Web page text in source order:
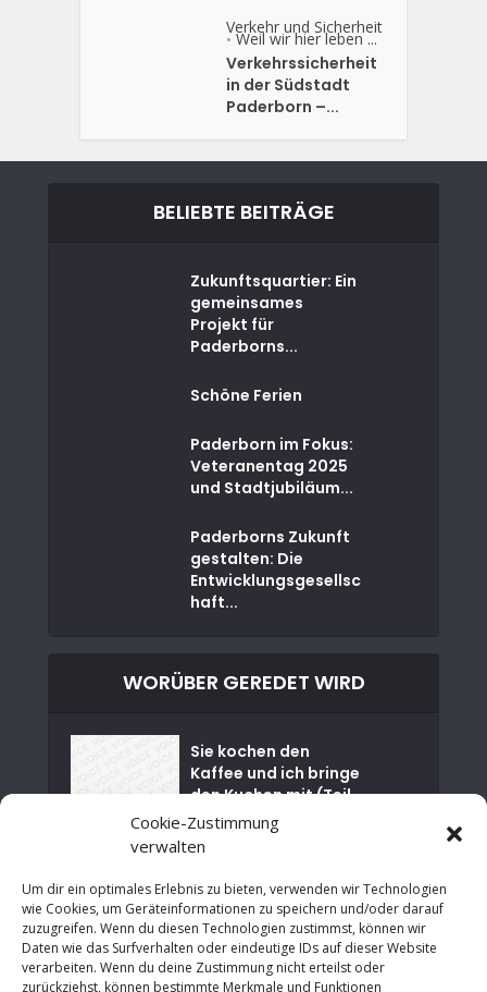
Cookie-Zustimmung
verwalten
Um dir ein optimales Erlebnis zu bieten, verwenden wir Technologien
wie Cookies, um Geräteinformationen zu speichern und/oder darauf
zuzugreifen. Wenn du diesen Technologien zustimmst, können wir
Daten wie das Surfverhalten oder eindeutige IDs auf dieser Website
verarbeiten. Wenn du deine Zustimmung nicht erteilst oder
zurückziehst, können bestimmte Merkmale und Funktionen
Verkehr und Sicherheit
• Weil wir hier leben ...
Verkehrssicherheit
in der Südstadt
Paderborn –...
BELIEBTE BEITRÄGE
Zukunftsquartier: Ein
gemeinsames
Projekt für
Paderborns...
Schöne Ferien
Paderborn im Fokus:
Veteranentag 2025
und Stadtjubiläum...
Paderborns Zukunft
gestalten: Die
Entwicklungsgesellsc
haft...
WORÜBER GEREDET WIRD
Sie kochen den
Kaffee und ich bringe
den Kuchen mit (Teil
01)
von Tschernobyl
Es ist Zeit für einen
sozialen Neustart in
NRW